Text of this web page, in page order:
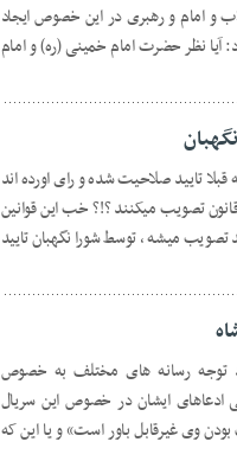
امام و رهبری در این خصوص ایجاد
آیا نظر حضرت امام خمینی (ره) و امام
تایید صلاحیت شده و رای اورده اند
تصویب میکنند ؟!؟ خب این قوانین
میشه ، توسط شورا نگهبان تایید
توجه رسانه های مختلف به خصوص
ادعاهای ایشان در خصوص این سریال
وی غیرقابل باور است» و یا این که